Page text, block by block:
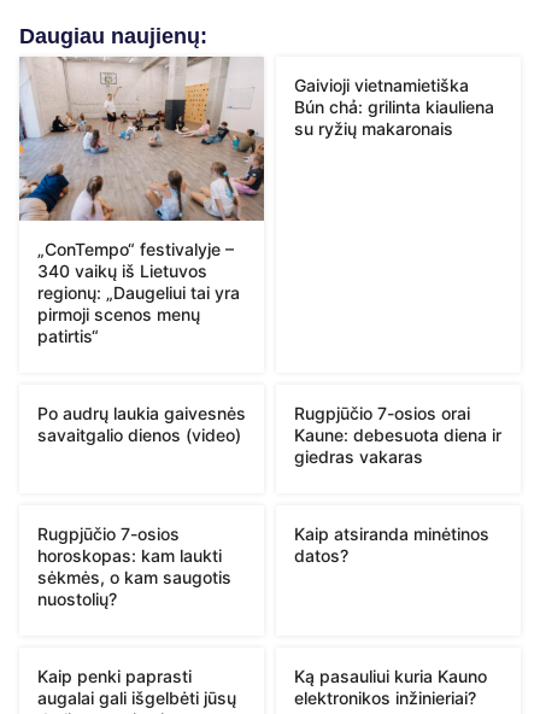
Daugiau naujienų:
„ConTempo“ festivalyje –
340 vaikų iš Lietuvos
regionų: „Daugeliui tai yra
pirmoji scenos menų
patirtis“
Gaivioji vietnamietiška
Bún chả: grilinta kiauliena
su ryžių makaronais
Po audrų laukia gaivesnės
savaitgalio dienos (video)
Rugpjūčio 7-osios orai
Kaune: debesuota diena ir
giedras vakaras
Rugpjūčio 7-osios
horoskopas: kam laukti
sėkmės, o kam saugotis
nuostolių?
Kaip atsiranda minėtinos
datos?
Kaip penki paprasti
augalai gali išgelbėti jūsų
Ką pasauliui kuria Kauno
elektronikos inžinieriai?